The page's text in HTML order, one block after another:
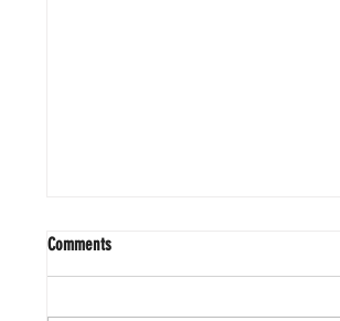
Comments